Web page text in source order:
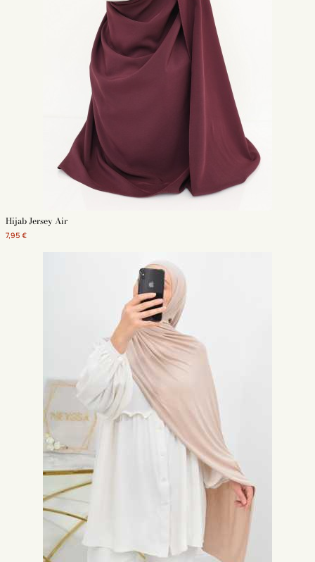
Hijab Jersey Air
7,95 €